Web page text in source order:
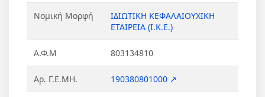
Νομική Μορφή
ΙΔΙΩΤΙΚΗ ΚΕΦΑΛΑΙΟΥΧΙΚΗ
ΕΤΑΙΡΕΙΑ (Ι.Κ.Ε.)
Α.Φ.Μ 803134810
Αρ. Γ.Ε.ΜΗ. 190380801000 ↗